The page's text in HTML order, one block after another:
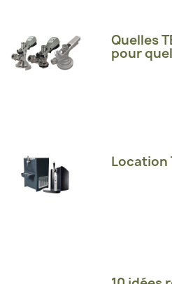
Quelles
pour
Location